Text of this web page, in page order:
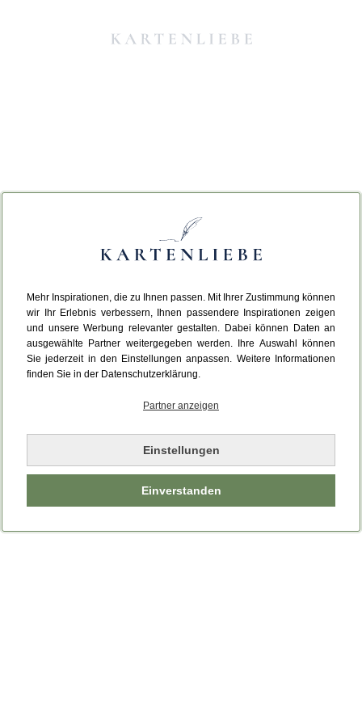
Mehr Inspirationen, die zu Ihnen passen. Mit Ihrer Zustimmung können
wir Ihr Erlebnis verbessern, Ihnen passendere Inspirationen zeigen
und unsere Werbung relevanter gestalten. Dabei können Daten an
ausgewählte Partner weitergegeben werden. Ihre Auswahl können
Sie jederzeit in den Einstellungen anpassen. Weitere Informationen
finden Sie in der Datenschutzerklärung.
Partner anzeigen
Einstellungen
Einverstanden
Da ist etwas schiefgelaufen.
Leider ist ein technischer Fehler aufgetreten.
Bitte laden Sie die Seite neu.